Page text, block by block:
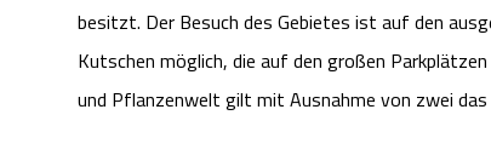
besitzt. Der Besuch des Gebietes ist auf den
Kutschen möglich, die auf den großen
und Pflanzenwelt gilt mit Ausnahme von zwei